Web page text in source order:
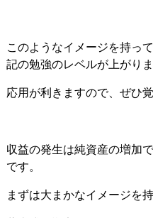
このようなイメージを持っ
記の勉強のレベルが上がりま
応用が利きますので、ぜひ
収益の発生は純資産の増加
です。
まずは大まかなイメージを